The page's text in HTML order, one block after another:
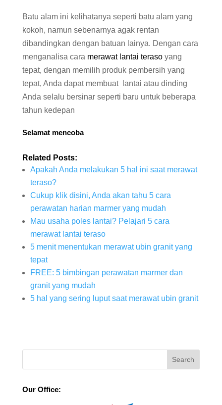
Batu alam ini kelihatanya seperti batu alam yang
kokoh, namun sebenarnya agak rentan
dibandingkan dengan batuan lainya. Dengan cara
menganalisa cara merawat lantai teraso yang
tepat, dengan memilih produk pembersih yang
tepat, Anda dapat membuat lantai atau dinding
Anda selalu bersinar seperti baru untuk beberapa
tahun kedepan
Selamat mencoba
Related Posts:
Apakah Anda melakukan 5 hal ini saat merawat
teraso?
Cukup klik disini, Anda akan tahu 5 cara
perawatan harian marmer yang mudah
Mau usaha poles lantai? Pelajari 5 cara
merawat lantai teraso
5 menit menentukan merawat ubin granit yang
tepat
FREE: 5 bimbingan perawatan marmer dan
granit yang mudah
5 hal yang sering luput saat merawat ubin granit
Our Office: